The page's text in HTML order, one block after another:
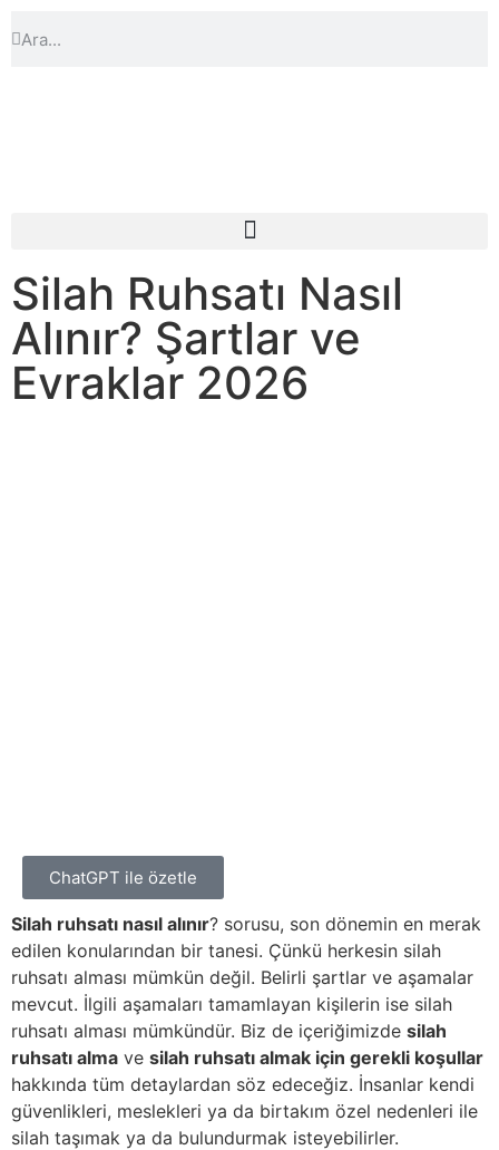
Silah Ruhsatı Nasıl
Alınır? Şartlar ve
Evraklar 2026
ChatGPT ile özetle
Silah ruhsatı nasıl alınır? sorusu, son dönemin en merak
edilen konularından bir tanesi. Çünkü herkesin silah
ruhsatı alması mümkün değil. Belirli şartlar ve aşamalar
mevcut. İlgili aşamaları tamamlayan kişilerin ise silah
ruhsatı alması mümkündür. Biz de içeriğimizde silah
ruhsatı alma ve silah ruhsatı almak için gerekli koşullar
hakkında tüm detaylardan söz edeceğiz. İnsanlar kendi
güvenlikleri, meslekleri ya da birtakım özel nedenleri ile
silah taşımak ya da bulundurmak isteyebilirler.